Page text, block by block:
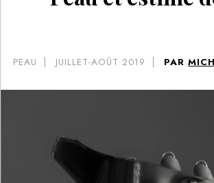
PEAU JUILLET-AOÛT 2019 PAR